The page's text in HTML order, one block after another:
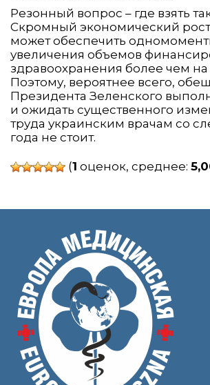
Резонный вопрос – где взять
Скромный экономический
может обеспечить
увеличения объемов
здравоохранения более чем на
Поэтому, вероятнее всего,
Президента Зеленского
и ожидать существенного
труда украинским врачам со
года не стоит.
(1 оценок, среднее: